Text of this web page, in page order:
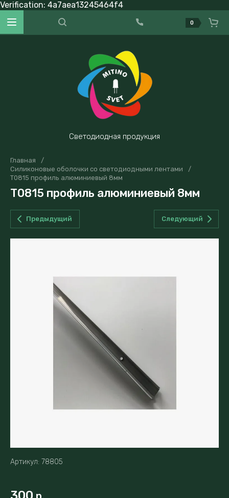
Verification: 4a7aea13245464f4
Светодиодная продукция
0
Главная
/
Силиконовые оболочки со светодиодными лентами
/
T0815 профиль алюминиевый 8мм
T0815 профиль алюминиевый 8мм
Предыдущий Следующий
Артикул: 78805